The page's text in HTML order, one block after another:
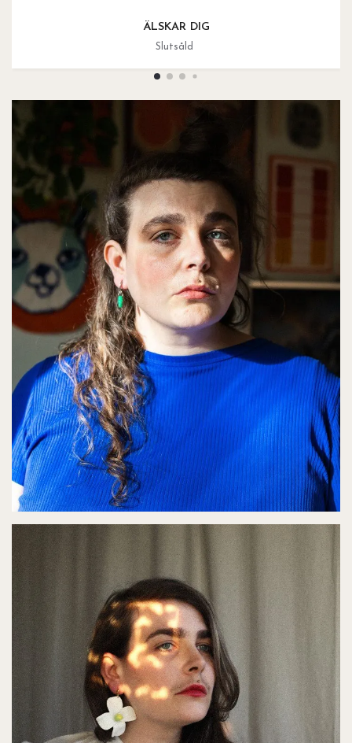
ÄLSKAR DIG
Slutsåld